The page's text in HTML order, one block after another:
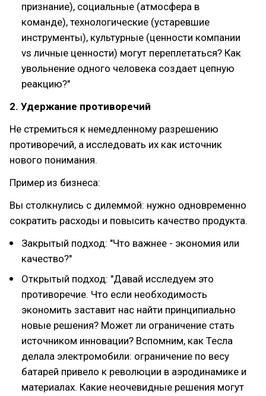
признание), социальные (атмосфера в
команде), технологические (устаревшие
инструменты), культурные (ценности компании
vs личные ценности) могут переплетаться? Как
увольнение одного человека создает цепную
реакцию?"
2. Удержание противоречий
Не стремиться к немедленному разрешению
противоречий, а исследовать их как источник
нового понимания.
Пример из бизнеса:
Вы столкнулись с дилеммой: нужно одновременно
сократить расходы и повысить качество продукта.
Закрытый подход: "Что важнее - экономия или
качество?"
Открытый подход: "Давай исследуем это
противоречие. Что если необходимость
экономить заставит нас найти принципиально
новые решения? Может ли ограничение стать
источником инновации? Вспомним, как Теслa
делала электромобили: ограничение по весу
батарей привело к революции в аэродинамике и
материалах. Какие неочевидные решения могут